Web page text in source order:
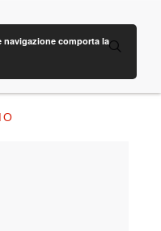
navigazione comporta la